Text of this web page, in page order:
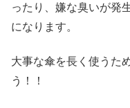
ったり、嫌な臭いが発
になります。
大事な傘を長く使うた
う！！